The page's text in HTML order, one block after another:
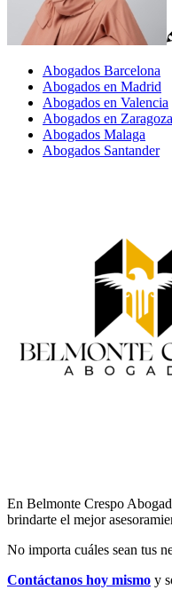
Abogados Barcelona
Abogados en Madrid
Abogados en Valencia
Abogados en Zaragoza
Abogados Malaga
Abogados Santander
En Belmonte Crespo
brindarte el mejor
No importa cuáles sean tus
Contáctanos hoy mismo y